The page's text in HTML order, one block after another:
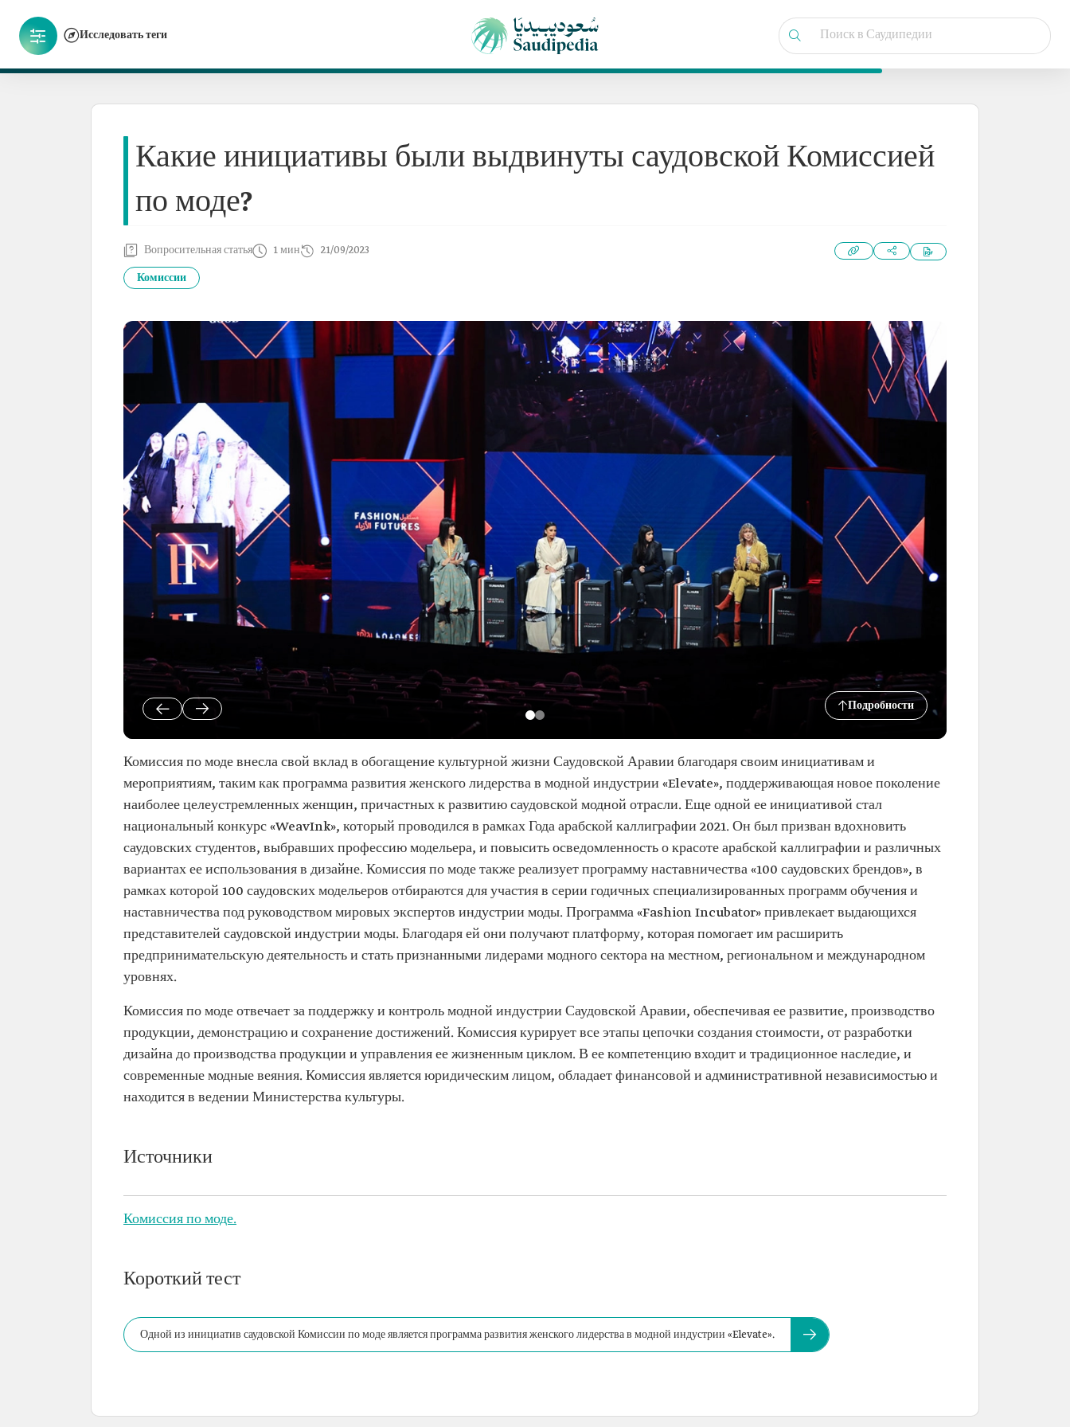
Исследовать теги
Какие инициативы были выдвинуты саудовской Комиссией
по моде?
Вопросительная статья 1 мин 21/09/2023
Комиссии
Подробности
Комиссия по моде внесла свой вклад в обогащение культурной жизни Саудовской Аравии благодаря своим инициативам и
мероприятиям, таким как программа развития женского лидерства в модной индустрии «Elevate», поддерживающая новое поколение
наиболее целеустремленных женщин, причастных к развитию саудовской модной отрасли. Еще одной ее инициативой стал
национальный конкурс «WeavInk», который проводился в рамках Года арабской каллиграфии 2021. Он был призван вдохновить
саудовских студентов, выбравших профессию модельера, и повысить осведомленность о красоте арабской каллиграфии и различных
вариантах ее использования в дизайне. Комиссия по моде также реализует программу наставничества «100 саудовских брендов», в
рамках которой 100 саудовских модельеров отбираются для участия в серии годичных специализированных программ обучения и
наставничества под руководством мировых экспертов индустрии моды. Программа «Fashion Incubator» привлекает выдающихся
представителей саудовской индустрии моды. Благодаря ей они получают платформу, которая помогает им расширить
предпринимательскую деятельность и стать признанными лидерами модного сектора на местном, региональном и международном
уровнях.
Комиссия по моде отвечает за поддержку и контроль модной индустрии Саудовской Аравии, обеспечивая ее развитие, производство
продукции, демонстрацию и сохранение достижений. Комиссия курирует все этапы цепочки создания стоимости, от разработки
дизайна до производства продукции и управления ее жизненным циклом. В ее компетенцию входит и традиционное наследие, и
современные модные веяния. Комиссия является юридическим лицом, обладает финансовой и административной независимостью и
находится в ведении Министерства культуры.
Источники
Комиссия по моде.
Короткий тест
Одной из инициатив саудовской Комиссии по моде является программа развития женского лидерства в модной индустрии «Elevate».